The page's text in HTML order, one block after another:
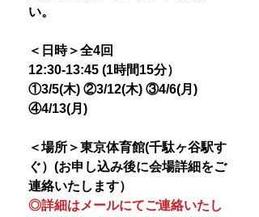
い。
＜日時＞全4回
12:30-13:45 (1時間15分）
①3/5(木) ②3/12(木) ③4/6(月)
④4/13(月)
＜場所＞東京体育館(千駄ヶ谷駅す
ぐ）(お申し込み後に会場詳細をご
連絡いたします）
◎詳細はメールにてご連絡いたし